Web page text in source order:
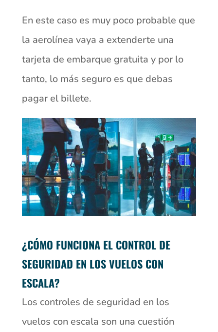
En este caso es muy poco probable que
la aerolínea vaya a extenderte una
tarjeta de embarque gratuita y por lo
tanto, lo más seguro es que debas
pagar el billete.
¿CÓMO FUNCIONA EL CONTROL DE
SEGURIDAD EN LOS VUELOS CON
ESCALA?
Los controles de seguridad en los
vuelos con escala son una cuestión